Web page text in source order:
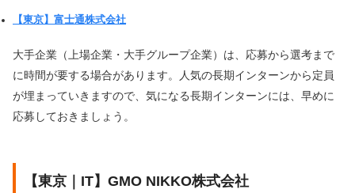
【東京】富士通株式会社
大手企業（上場企業・大手グループ企業）は、応募から選考まで
に時間が要する場合があります。人気の長期インターンから定員
が埋まっていきますので、気になる長期インターンには、早めに
応募しておきましょう。
【東京｜IT】GMO NIKKO株式会社